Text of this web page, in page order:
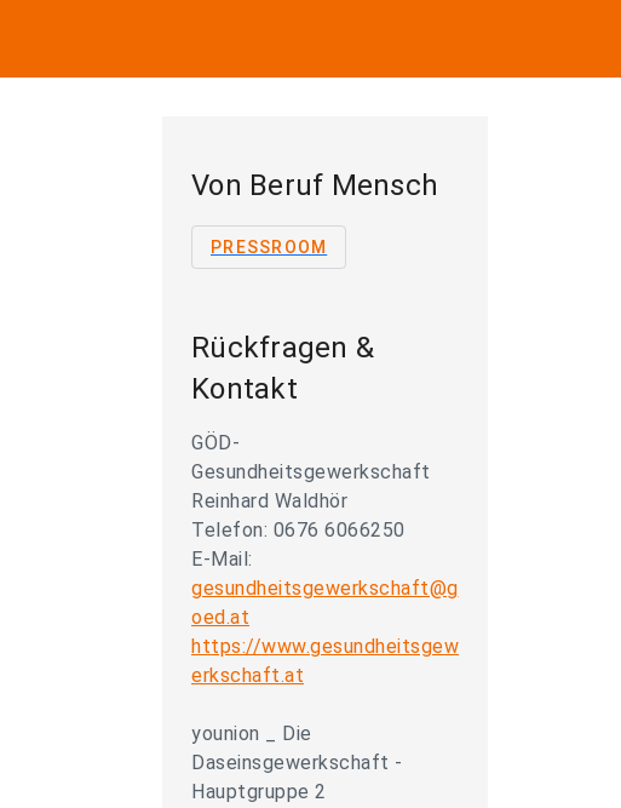
Von Beruf Mensch
PRESSROOM
Rückfragen &
Kontakt
GÖD-
Gesundheitsgewerkschaft
Reinhard Waldhör
Telefon: 0676 6066250
E-Mail:
gesundheitsgewerkschaft@g
oed.at
https://www.gesundheitsgew
erkschaft.at
younion _ Die
Daseinsgewerkschaft -
Hauptgruppe 2